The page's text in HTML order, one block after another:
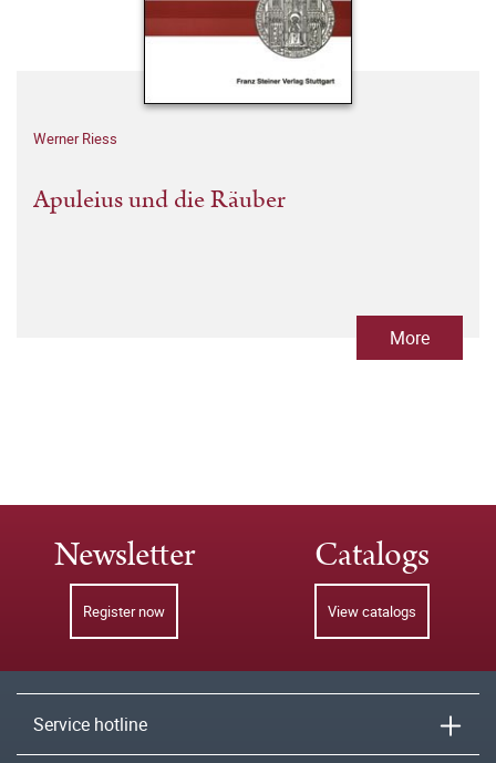
Werner Riess
Apuleius und die Räuber
More
Newsletter
Register now
Catalogs
View catalogs
Service hotline